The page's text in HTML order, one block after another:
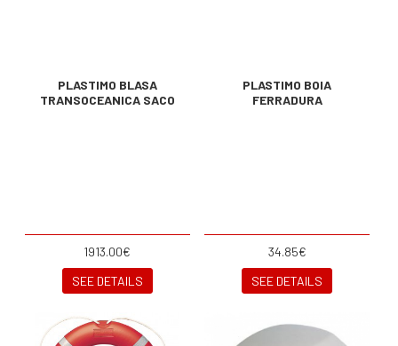
PLASTIMO BLASA
TRANSOCEANICA SACO
1913.00€
SEE DETAILS
PLASTIMO BOIA
FERRADURA
34.85€
SEE DETAILS